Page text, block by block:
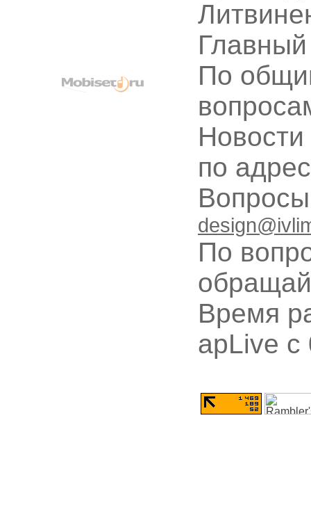
По
по
По
Время
apLive c